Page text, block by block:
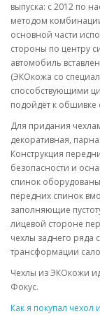
выпуска: с 2012 по
методом
основной части
стороны по центру
автомобиль
(ЭКОкожа со
способствующими
подойдёт к
Для придания
декоративная,
Конструкция
безопасности и
спинок
передних спинок
заполняющие
лицевой стороне
чехлы заднего ряда
трансформации
Чехлы из ЭКОкожи
Фокус.
Как я покупал